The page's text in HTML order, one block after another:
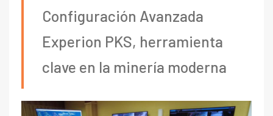
Configuración Avanzada
Experion PKS, herramienta
clave en la minería moderna